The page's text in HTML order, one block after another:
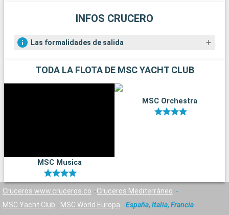
INFOS CRUCERO
Las formalidades de salida
TODA LA FLOTA DE MSC YACHT CLUB
MSC Musica
MSC Orchestra
Cruceros www.cruceros.co
Cruceros Mediterráneo
MSC Yacht Club
MSC World Europa España, Italia, Francia